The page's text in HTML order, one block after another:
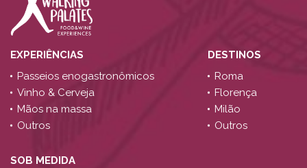
EXPERIÊNCIAS
Passeios enogastronômicos
Vinho & Cerveja
Mãos na massa
Outros
DESTINOS
Roma
Florença
Milão
Outros
SOB MEDIDA